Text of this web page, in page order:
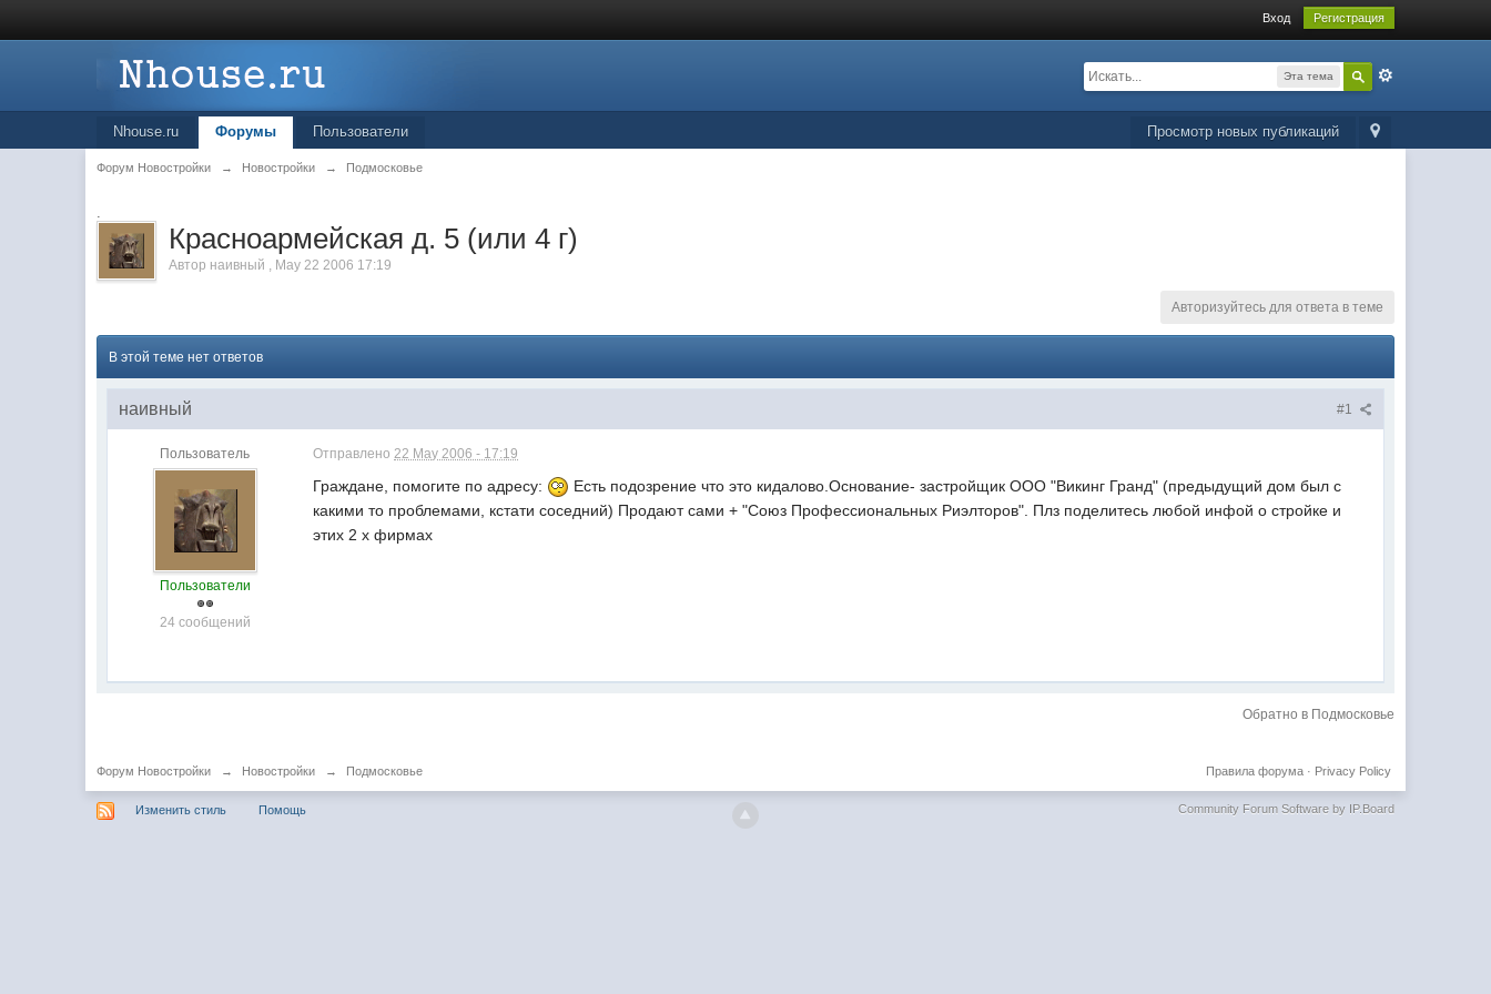
Вход Регистрация
Эта тема
Просмотр новых публикаций
Nhouse.ru Форумы Пользователи
Форум Новостройки → Новостройки → Подмосковье
.
Красноармейская д. 5 (или 4 г)
Автор наивный , May 22 2006 17:19
Авторизуйтесь для ответа в теме
В этой теме нет ответов
#1
наивный
Пользователь
Пользователи
24 сообщений
Отправлено22 May 2006 - 17:19
Граждане, помогите по адресу:
Есть подозрение что это кидалово.Основание- застройщик ООО "Викинг Гранд" (предыдущий дом был с
какими то проблемами, кстати соседний) Продают сами + "Союз Профессиональных Риэлторов". Плз поделитесь любой инфой о стройке и
этих 2 х фирмах
Обратно в Подмосковье
Форум Новостройки → Новостройки → Подмосковье Privacy Policy
Правила форума·
Изменить стиль Помощь Community Forum Software by IP.Board